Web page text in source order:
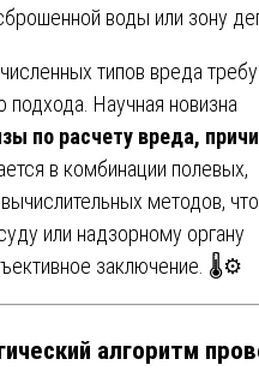
воды или зону
типов вреда
подхода. Научная новизна
по расчету вреда,
в комбинации полевых,
методов, что
или надзорному органу
заключение. 🌡️⚙️
алгоритм